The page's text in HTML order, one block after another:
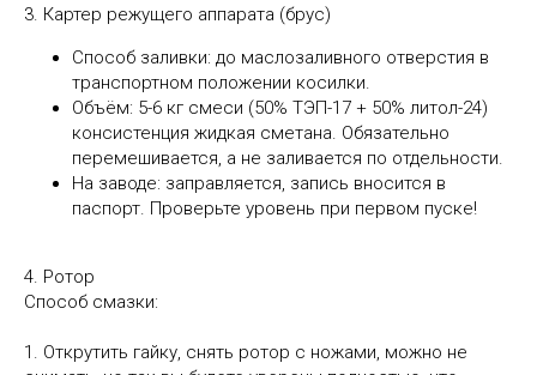
3. Картер режущего аппарата (брус)
Способ заливки: до маслозаливного отверстия в
транспортном положении косилки.
Объём: 5-6 кг смеси (50% ТЭП-17 + 50% литол-24)
консистенция жидкая сметана. Обязательно
перемешивается, а не заливается по отдельности.
На заводе: заправляется, запись вносится в
паспорт. Проверьте уровень при первом пуске!
4. Ротор
Способ смазки:
1. Открутить гайку, снять ротор с ножами, можно не